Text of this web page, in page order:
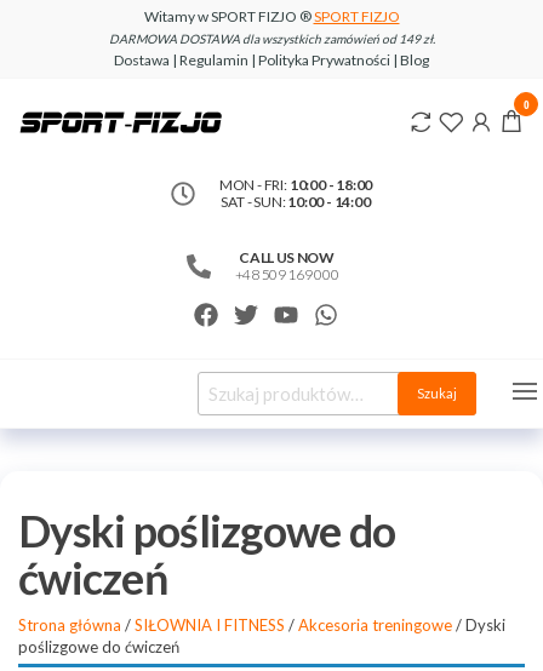
Witamy w SPORT FIZJO ®SPORT FIZJO
DARMOWA DOSTAWA dla wszystkich zamówień od 149 zł.
Dostawa | Regulamin | Polityka Prywatności | Blog
www.sport-
MON - FRI: 10:00 - 18:00
SAT - SUN:10:00 - 14:00
CALL US NOW
+48 509 169 000
0
Szukaj
Dyski poślizgowe do
ćwiczeń
Strona główna /SIŁOWNIA I FITNESS /Akcesoria treningowe/ Dyski
poślizgowe do ćwiczeń